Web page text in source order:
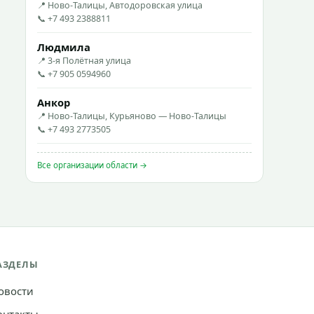
📍 Ново-Талицы, Автодоровская улица
📞 +7 493 2388811
Людмила
📍 3-я Полётная улица
📞 +7 905 0594960
Анкор
📍 Ново-Талицы, Курьяново — Ново-Талицы
📞 +7 493 2773505
Все организации области →